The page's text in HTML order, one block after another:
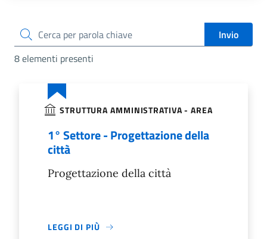
cerca
Invio
8 elementi presenti
STRUTTURA AMMINISTRATIVA - AREA
1° Settore - Progettazione della
città
Progettazione della città
LEGGI DI PIÙ